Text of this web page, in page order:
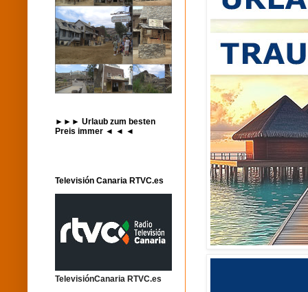
►►► Urlaub zum besten
Preis immer ◄ ◄ ◄
Televisión Canaria RTVC.es
TelevisiónCanaria RTVC.es